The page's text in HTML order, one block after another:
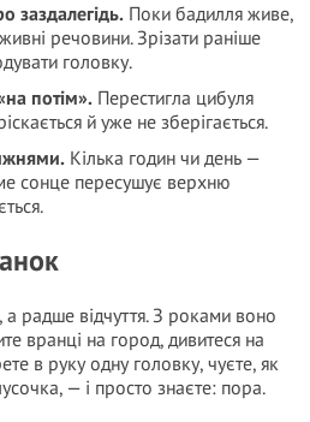
заздалегідь. Поки бадилля живе,
речовини. Зрізати раніше
головку.
потім». Перестигла цибуля
й уже не зберігається.
Кілька годин чи день —
сонце пересушує верхню
радше відчуття. З роками воно
вранці на город, дивитеся на
в руку одну головку, чуєте, як
— і просто знаєте: пора.